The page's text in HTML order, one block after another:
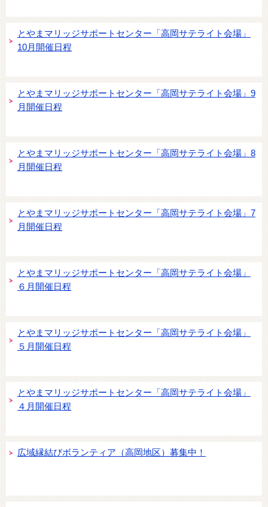
とやまマリッジサポートセンター「高岡サテライト会場」
10月開催日程
とやまマリッジサポートセンター「高岡サテライト会場」9
月開催日程
とやまマリッジサポートセンター「高岡サテライト会場」8
月開催日程
とやまマリッジサポートセンター「高岡サテライト会場」7
月開催日程
とやまマリッジサポートセンター「高岡サテライト会場」
６月開催日程
とやまマリッジサポートセンター「高岡サテライト会場」
５月開催日程
とやまマリッジサポートセンター「高岡サテライト会場」
４月開催日程
広域縁結びボランティア（高岡地区）募集中！